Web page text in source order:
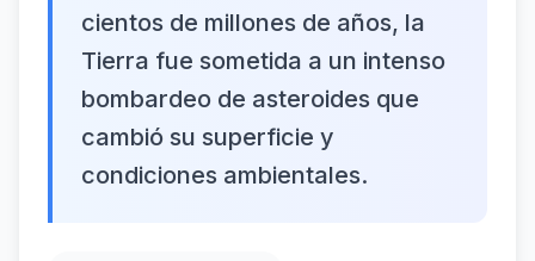
cientos de millones de años, la
Tierra fue sometida a un intenso
bombardeo de asteroides que
cambió su superficie y
condiciones ambientales.